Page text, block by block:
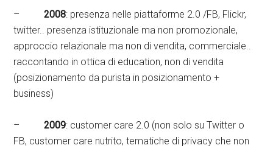
–2008: presenza nelle piattaforme 2.0 /FB, Flickr,
twitter.. presenza istituzionale ma non promozionale,
approccio relazionale ma non di vendita, commerciale..
raccontando in ottica di education, non di vendita
(posizionamento da purista in posizionamento +
business)
–2009: customer care 2.0 (non solo su Twitter o
FB, customer care nutrito, tematiche di privacy che non